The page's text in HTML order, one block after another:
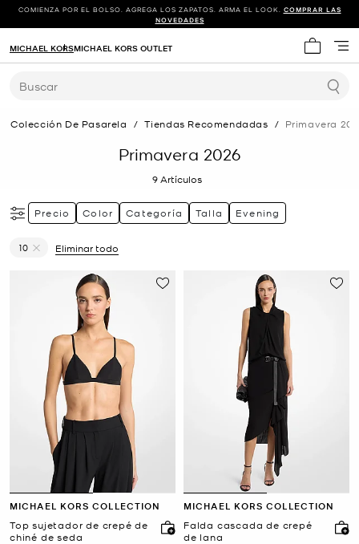
COMIENZA POR EL BOLSO. AGREGA LOS ZAPATOS. ARMA EL LOOK. COMPRAR LAS
NOVEDADES
Mi
MICHAEL KORSMICHAEL KORS OUTLET
Buscar
Colección De Pasarela / Tiendas Recomendadas / Primavera
Primavera 2026
9 Artículos
Precio Color Categoría Talla Evening
10
Eliminar todo
MICHAEL KORS COLLECTION
Top sujetador de crepé de
chiné de seda
MICHAEL KORS COLLECTION
Falda cascada de crepé
de lana